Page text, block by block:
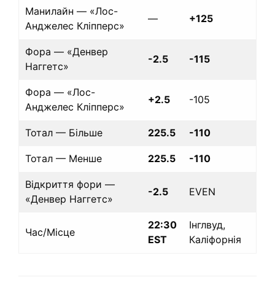
Манилайн — «Лос-
Анджелес Кліпперс»
— +125
Фора — «Денвер
Наггетс»
-2.5 -115
Фора — «Лос-
Анджелес Кліпперс»
+2.5 -105
Тотал — Більше 225.5 -110
Тотал — Менше 225.5 -110
Відкриття фори —
«Денвер Наггетс»
-2.5 EVEN
Час/Місце
22:30
EST
Інглвуд,
Каліфорнія